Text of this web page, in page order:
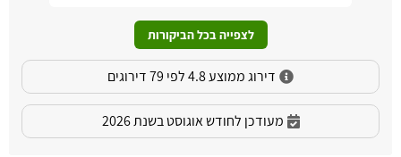
לצפייה בכל הביקורות
דירוג ממוצע 4.8 לפי 79 דירוגים
מעודכן לחודש אוגוסט בשנת 2026